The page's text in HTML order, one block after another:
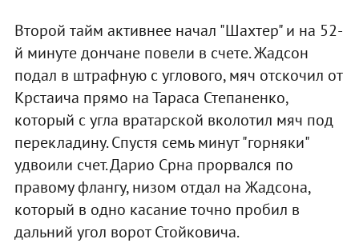
Второй тайм активнее начал "Шахтер" и на 52-
й минуте дончане повели в счете. Жадсон
подал в штрафную с углового, мяч отскочил от
Крстаича прямо на Тараса Степаненко,
который с угла вратарской вколотил мяч под
перекладину. Спустя семь минут "горняки"
удвоили счет. Дарио Срна прорвался по
правому флангу, низом отдал на Жадсона,
который в одно касание точно пробил в
дальний угол ворот Стойковича.